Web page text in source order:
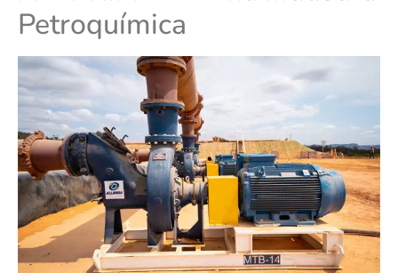
Petroquímica